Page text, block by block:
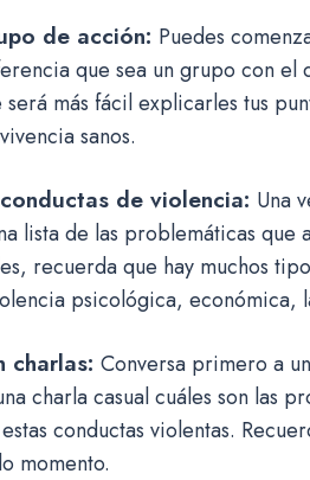
de acción: Puedes
que sea un grupo con el
más fácil explicarles tus
sanos.
de violencia: Una
lista de las problemáticas que
recuerda que hay muchos
psicológica, económica,
charlas: Conversa primero a
charla casual cuáles son las
conductas violentas.
momento.